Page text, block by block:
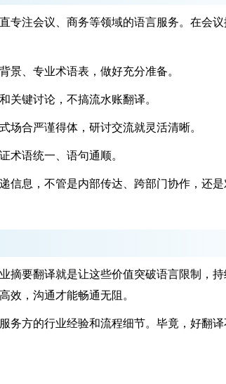
注会议、商务等领域的语言服务。在会议
、专业术语表，做好充分准备。
键讨论，不搞流水账翻译。
合严谨得体，研讨交流就灵活清晰。
语统一、语句通顺。
息，不管是内部传达、跨部门协作，还是
要翻译就是让这些价值突破语言限制，持
效，沟通才能畅通无阻。
方的行业经验和流程细节。毕竟，好翻译